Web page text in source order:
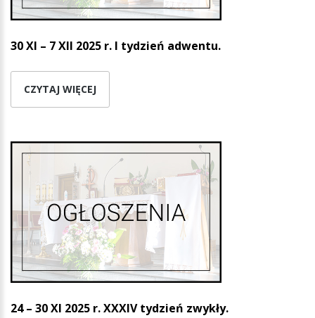
30 XI – 7 XII 2025 r. I tydzień adwentu.
CZYTAJ WIĘCEJ
24 – 30 XI 2025 r. XXXIV tydzień zwykły.